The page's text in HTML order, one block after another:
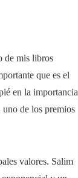
de mis libros
que es el
en la importancia
de los premios
valores. Salim